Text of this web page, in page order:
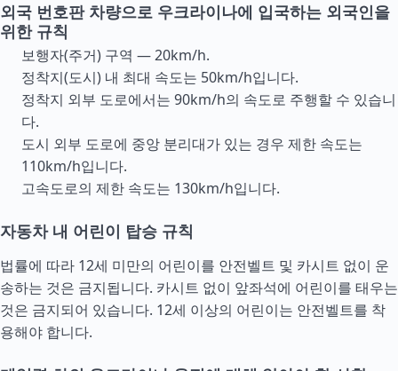
외국 번호판 차량으로 우크라이나에 입국하는 외국인을
위한 규칙
보행자(주거) 구역 — 20km/h.
정착지(도시) 내 최대 속도는 50km/h입니다.
정착지 외부 도로에서는 90km/h의 속도로 주행할 수 있습니
다.
도시 외부 도로에 중앙 분리대가 있는 경우 제한 속도는
110km/h입니다.
고속도로의 제한 속도는 130km/h입니다.
자동차 내 어린이 탑승 규칙
법률에 따라 12세 미만의 어린이를 안전벨트 및 카시트 없이 운
송하는 것은 금지됩니다. 카시트 없이 앞좌석에 어린이를 태우는
것은 금지되어 있습니다. 12세 이상의 어린이는 안전벨트를 착
용해야 합니다.